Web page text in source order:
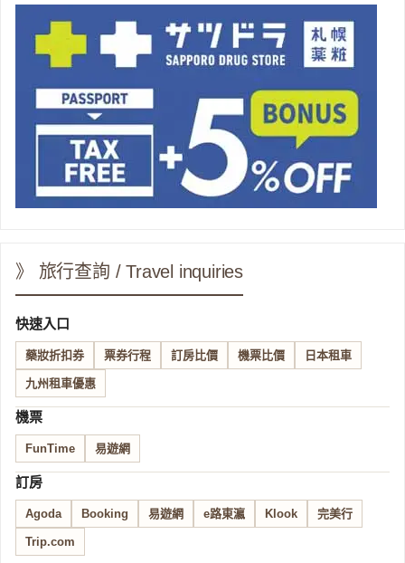
》 旅行查詢 / Travel inquiries
快速入口
藥妝折扣券 票券行程 訂房比價 機票比價 日本租車
九州租車優惠
機票
FunTime 易遊網
訂房
Agoda Booking 易遊網 e路東瀛 Klook 完美行
Trip.com